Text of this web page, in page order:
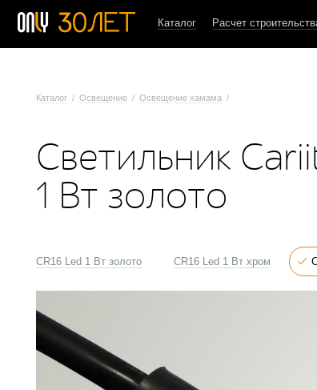
Каталог Расчет
Каталог / Освещение / Освещение хамама /
Светильник
1 Вт золото
CR16 Led 1 Вт золото CR16 Led 1 Вт хром